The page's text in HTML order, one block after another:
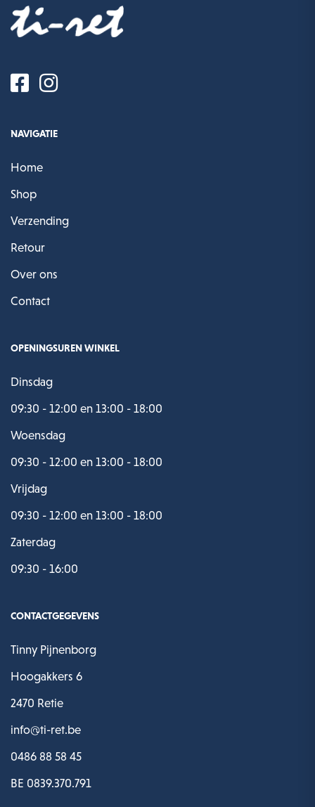
NAVIGATIE
Home
Shop
Verzending
Retour
Over ons
Contact
OPENINGSUREN WINKEL
Dinsdag
09:30 - 12:00 en 13:00 - 18:00
Woensdag
09:30 - 12:00 en 13:00 - 18:00
Vrijdag
09:30 - 12:00 en 13:00 - 18:00
Zaterdag
09:30 - 16:00
CONTACTGEGEVENS
Tinny Pijnenborg
Hoogakkers 6
2470 Retie
info@ti-ret.be
0486 88 58 45
BE 0839.370.791